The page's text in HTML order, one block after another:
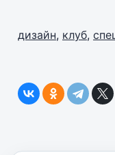
дизайн, клуб,